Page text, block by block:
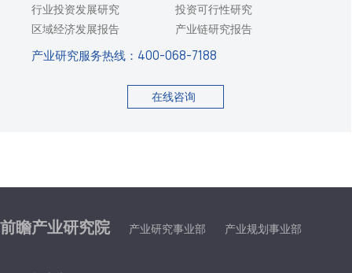
行业投资发展研究
投资可行性研究
区域经济发展报告
产业链研究报告
产业研究服务热线： 400-068-7188
在线咨询
前瞻产业研究院 产业研究事业部 产业规划事业部